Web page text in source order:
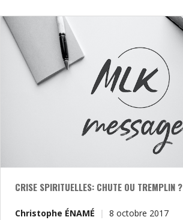
CRISE SPIRITUELLES: CHUTE OU TREMPLIN ?
Christophe ÉNAMÉ 8 octobre 2017